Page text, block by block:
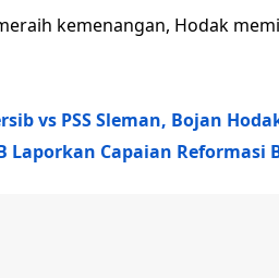
kemenangan, Hodak
vs PSS Sleman, Bojan
Laporkan Capaian